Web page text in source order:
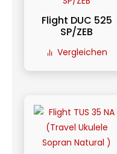
Flight DUC 525
SP/ZEB
Vergleichen